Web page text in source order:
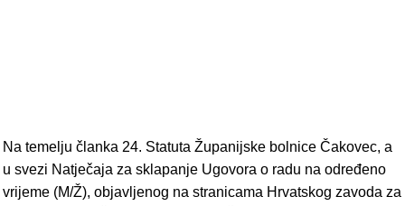
Na temelju članka 24. Statuta Županijske bolnice Čakovec, a
u svezi Natječaja za sklapanje Ugovora o radu na određeno
vrijeme (M/Ž), objavljenog na stranicama Hrvatskog zavoda za